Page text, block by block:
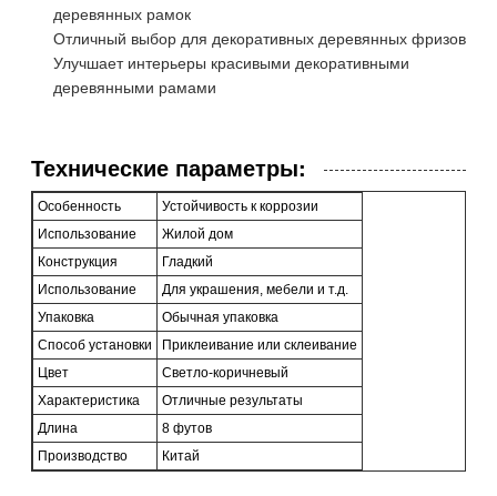
деревянных рамок
Отличный выбор для декоративных деревянных фризов
Улучшает интерьеры красивыми декоративными
деревянными рамами
Технические параметры:
Особенность
Устойчивость к коррозии
Использование
Жилой дом
Конструкция
Гладкий
Использование
Для украшения, мебели и т.д.
Упаковка
Обычная упаковка
Способ установки
Приклеивание или склеивание
Цвет
Светло-коричневый
Характеристика
Отличные результаты
Длина
8 футов
Производство
Китай